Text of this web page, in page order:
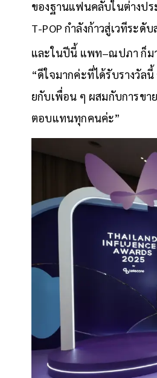
ของฐานแฟนคลับในต่างปร
T-POP กำลังก้าวสู่เวทีระดั
และในปีนี้ แพท–ณปภา ก็มา
“ดีใจมากค่ะที่ได้รับรางวัล
ยกับเพื่อน ๆ ผสมกับการข
ตอบแทนทุกคนค่ะ”